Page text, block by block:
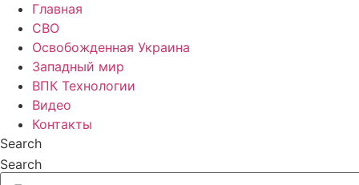
Главная
СВО
Освобожденная Украина
Западный мир
ВПК Технологии
Видео
Контакты
Search
Search